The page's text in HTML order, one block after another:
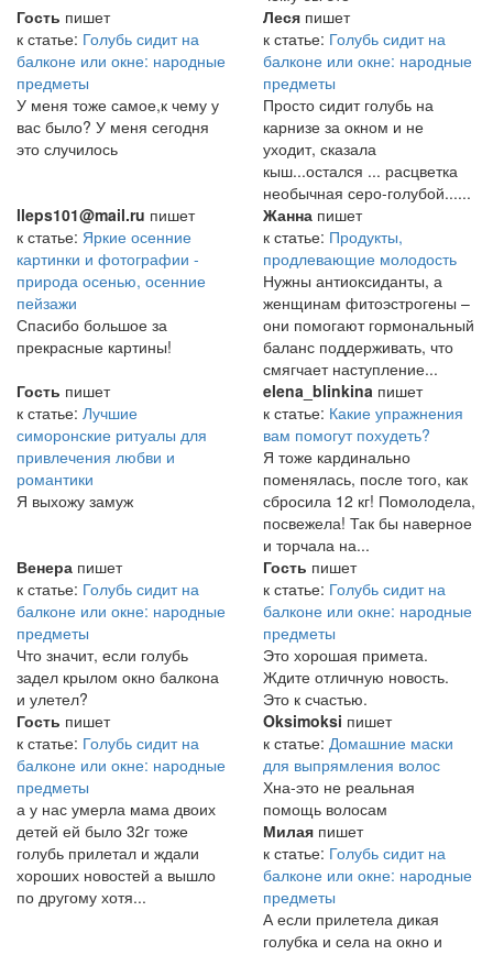
Гость пишет
к статье: Голубь сидит на
балконе или окне: народные
предметы
У меня тоже самое,к чему у
вас было? У меня сегодня
это случилось
Леся пишет
к статье: Голубь сидит на
балконе или окне: народные
предметы
Просто сидит голубь на
карнизе за окном и не
уходит, сказала
кыш...остался ... расцветка
необычная серо-голубой......
lleps101@mail.ru пишет
к статье: Яркие осенние
картинки и фотографии -
природа осенью, осенние
пейзажи
Спасибо большое за
прекрасные картины!
Жанна пишет
к статье: Продукты,
продлевающие молодость
Нужны антиоксиданты, а
женщинам фитоэстрогены –
они помогают гормональный
баланс поддерживать, что
смягчает наступление...
Гость пишет
к статье: Лучшие
симоронские ритуалы для
привлечения любви и
романтики
Я выхожу замуж
elena_blinkina пишет
к статье: Какие упражнения
вам помогут похудеть?
Я тоже кардинально
поменялась, после того, как
сбросила 12 кг! Помолодела,
посвежела! Так бы наверное
и торчала на...
Венера пишет
к статье: Голубь сидит на
балконе или окне: народные
предметы
Что значит, если голубь
задел крылом окно балкона
и улетел?
Гость пишет
к статье: Голубь сидит на
балконе или окне: народные
предметы
Это хорошая примета.
Ждите отличную новость.
Это к счастью.
Гость пишет
к статье: Голубь сидит на
балконе или окне: народные
предметы
а у нас умерла мама двоих
детей ей было 32г тоже
голубь прилетал и ждали
хороших новостей а вышло
по другому хотя...
Oksimoksi пишет
к статье: Домашние маски
для выпрямления волос
Хна-это не реальная
помощь волосам
Милая пишет
к статье: Голубь сидит на
балконе или окне: народные
предметы
А если прилетела дикая
голубка и села на окно и